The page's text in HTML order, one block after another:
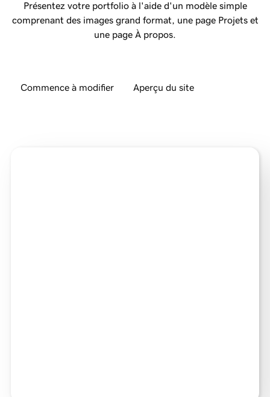
Présentez votre portfolio à l'aide d'un modèle simple
comprenant des images grand format, une page Projets et
une page À propos.
Commence à modifier Aperçu du site